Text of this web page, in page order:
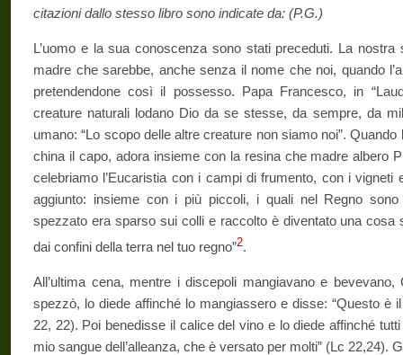
citazioni dallo stesso libro sono indicate da: (P.G.)
L’uomo e la sua conoscenza sono stati preceduti. La
madre che sarebbe, anche senza il nome che noi, quando
pretendendone così il possesso. Papa Francesco, in
creature naturali lodano Dio da se stesse, da sempre, da
umano: “Lo scopo delle altre creature non siamo noi”.
china il capo, adora insieme con la resina che madre albero
celebriamo l’Eucaristia con i campi di frumento, con i vigneti
aggiunto: insieme con i più piccoli, i quali nel Regno
spezzato era sparso sui colli e raccolto è diventato una
dai confini della terra nel tuo regno”2.
All’ultima cena, mentre i discepoli mangiavano e
spezzò, lo diede affinché lo mangiassero e disse: “Questo è
22, 22). Poi benedisse il calice del vino e lo diede affinché
mio sangue dell’alleanza, che è versato per molti” (Lc 22,24).